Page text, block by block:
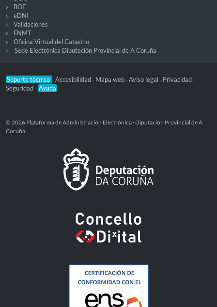
BOE
eDNI
Validaciones
FNMT
Oficina Virtual del Catastro
Sede Electrónica Diputación Provincial de A Coruña
Soporte técnico -Accesibilidad - Mapa web -Aviso legal - Privacidad -
Seguridad - Ayuda
© 2026 Plataforma de Administración Electrónica · Diputación Provincial de A
Coruña